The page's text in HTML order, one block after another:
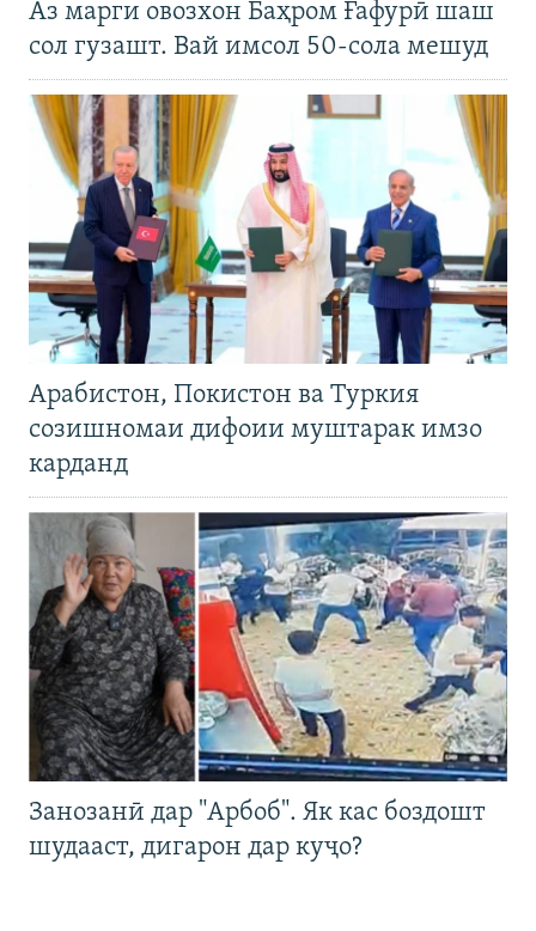
Аз марги овозхон Баҳром Ғафурӣ шаш
сол гузашт. Вай имсол 50-сола мешуд
Арабистон, Покистон ва Туркия
созишномаи дифоии муштарак имзо
карданд
Занозанӣ дар "Арбоб". Як кас боздошт
шудааст, дигарон дар куҷо?